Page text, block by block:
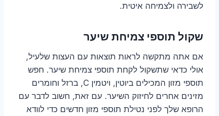
לשבירה ולצמיחה איטית.
שקול תוספי צמיחת שיער
אם אתה מתקשה לראות תוצאות עם העצות שלעיל,
אולי כדאי שתשקול לקחת תוספי צמיחת שיער. חפש
תוספי מזון המכילים ביוטין, ויטמין C, ברזל וחומרים
מזינים אחרים לחיזוק השיער. עם זאת, חשוב לדבר עם
הרופא שלך לפני נטילת תוספי מזון חדשים כדי לוודא